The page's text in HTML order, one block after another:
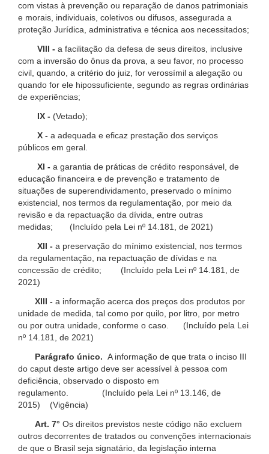
com vistas à prevenção ou reparação de danos patrimoniais
e morais, individuais, coletivos ou difusos, assegurada a
proteção Jurídica, administrativa e técnica aos necessitados;
VIII - a facilitação da defesa de seus direitos, inclusive
com a inversão do ônus da prova, a seu favor, no processo
civil, quando, a critério do juiz, for verossímil a alegação ou
quando for ele hipossuficiente, segundo as regras ordinárias
de experiências;
IX - (Vetado);
X - a adequada e eficaz prestação dos serviços
públicos em geral.
XI - a garantia de práticas de crédito responsável, de
educação financeira e de prevenção e tratamento de
situações de superendividamento, preservado o mínimo
existencial, nos termos da regulamentação, por meio da
revisão e da repactuação da dívida, entre outras
medidas; (Incluído pela Lei nº 14.181, de 2021)
XII - a preservação do mínimo existencial, nos termos
da regulamentação, na repactuação de dívidas e na
concessão de crédito; (Incluído pela Lei nº 14.181, de
2021)
XIII - a informação acerca dos preços dos produtos por
unidade de medida, tal como por quilo, por litro, por metro
ou por outra unidade, conforme o caso. (Incluído pela Lei
nº 14.181, de 2021)
Parágrafo único. A informação de que trata o inciso III
do caput deste artigo deve ser acessível à pessoa com
deficiência, observado o disposto em
regulamento. (Incluído pela Lei nº 13.146, de
2015) (Vigência)
Art. 7° Os direitos previstos neste código não excluem
outros decorrentes de tratados ou convenções internacionais
de que o Brasil seja signatário, da legislação interna